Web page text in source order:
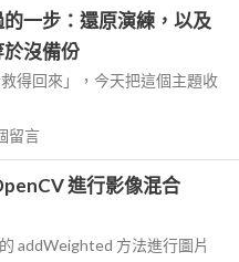
一步：還原演練，以及
沒備份
得回來」，今天把這個主題收
留言
進行影像混合
addWeighted 方法進行圖片